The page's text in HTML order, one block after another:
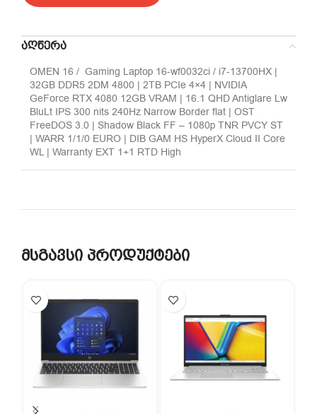
ᲐᲦᲬᲔᲠᲐ
OMEN 16 / Gaming Laptop 16-wf0032ci / i7-13700HX |
32GB DDR5 2DM 4800 | 2TB PCIe 4×4 | NVIDIA
GeForce RTX 4080 12GB VRAM | 16.1 QHD Antiglare Lw
BluLt IPS 300 nits 240Hz Narrow Border flat | OST
FreeDOS 3.0 | Shadow Black FF – 1080p TNR PVCY ST
| WARR 1/1/0 EURO | DIB GAM HS HyperX Cloud II Core
WL | Warranty EXT 1+1 RTD High
მსგავსი პროდუქტები